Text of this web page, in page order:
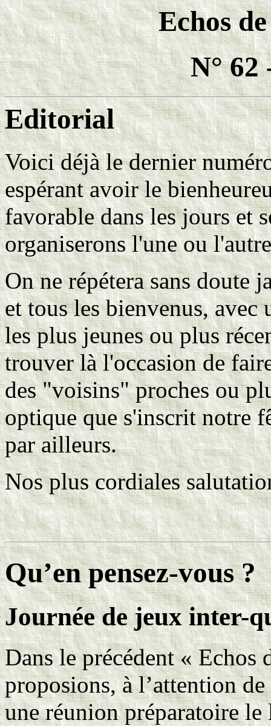
Echos
N° 62
Editorial
Voici déjà le dernier
espérant avoir le
favorable dans les jours et
organiserons l'une ou
On ne répétera sans doute
et tous les bienvenus,
les plus jeunes ou plus
trouver là l'occasion de
des "voisins" proches ou
optique que s'inscrit notre
par ailleurs.
Nos plus cordiales
Qu’en pensez-vous ?
Journée de jeux inter-
Dans le précédent « Echos
proposions, à l’attention
une réunion préparatoire